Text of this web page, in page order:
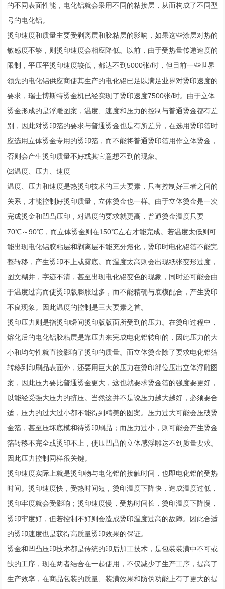
的不同表面性能，电化铝就会采用不同的粘接层，从而构成了不同型
号的电化铝。
烫印速度和质量主要受剥离层和胶粘层的影响，如果这些涂层对热的
敏感度不够，则烫印速度会相应降低。以前，由于受热量传递速度的
限制，平压平烫印速度较低，都达不到5000张/时，但目前一些世界
领先的电化铝供应商使其生产的电化铝已足以满足业界对烫印速度的
要求，瑞士博斯特烫金机已经实现了烫印速度7500张/时。由于立体
烫金形成的是浮雕图案，温度、速度和压力的控制与普通烫金都有差
别，因此对烫印箔的要求与普通烫金也是有所差异，在选用烫印箔时
应选用立体烫金专用的烫印箔，而不能将普通烫印箔用作立体烫金，
否则会产生烫印质量不好或其它意想不到的现象。
⑵温度、压力、速度
温度、压力和速度是热烫印技术的三大要素，只有控制好三者之间的
关系，才能控制好烫印质量，立体烫金也一样。由于立体烫金是一次
完成烫金和凹凸压印，对温度的要求就更高，普通烫金温度只要
70℃～90℃，而立体烫金则在150℃左右才能完成。若温度太低则可
能出现电化铝胶粘层和剥离层不能充分熔化，烫印时电化铝箔不能完
整转移，产生烫印不上或露底。而温度太高则会出现纸张变形过度，
图文糊并，字迹不清，甚至出现电化铝变色的现象，同时还可能会由
于温度过高而使烫印版膨胀过多，而不能精确与底模配合，产生烫印
不良现象。因此温度的控制是三大要素之首。
烫印压力则是指烫印瞬间烫印版版面所受到的压力。在烫印过程中，
熔化后的电化铝胶粘层是靠压力来完成电化铝转印的，因此压力的大
小和均匀性就直接影响了烫印的质量。而立体烫金除了要求电化铝箔
转移到印刷品表面外，还要用巨大的压力在烫印部位压出立体浮雕图
案，因此压力要比普通烫金更大，这也就要求烫金箔的强度要更好，
以能经受强大压力的挤压。当然这并不是说压力越大越好，必须要合
适，压力的过大过小都不能得到精美的图案。压力过大可能会压破烫
金箔，甚至压坏底模和待烫印刷品；而压力过小，则可能会产生烫金
箔转移不完全或烫印不上，使压凹凸的立体感浮雕达不到质量要求。
因此压力控制同样很关键。
烫印速度实际上就是烫印物与电化铝的接触时间，也即电化铝的受热
时间。烫印速度快，受热时间短，烫印温度下降快，造成温度过低，
烫印牢度就会受影响；烫印速度慢，受热时间长，烫印温度下降慢，
烫印牢度好，但若控制不好则会造成烫印温度过高的故障。因此合适
的烫印速度也是获得高质量烫印效果的保证。
烫金和凹凸压印技术都是传统的印后加工技术，是包装装潢中不可或
缺的工序，现在两者结合在一起使用，不仅减少了生产工序，提高了
生产效率，在商品包装的质量、装潢效果和防伪功能上有了更大的提